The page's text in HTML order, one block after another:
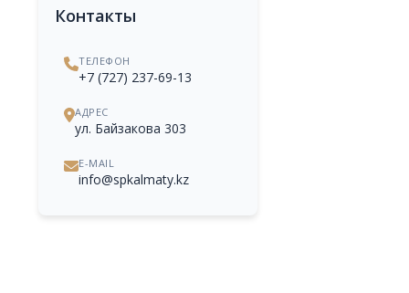
Контакты
ТЕЛЕФОН
+7 (727) 237-69-13
АДРЕС
ул. Байзакова 303
E-MAIL
info@spkalmaty.kz